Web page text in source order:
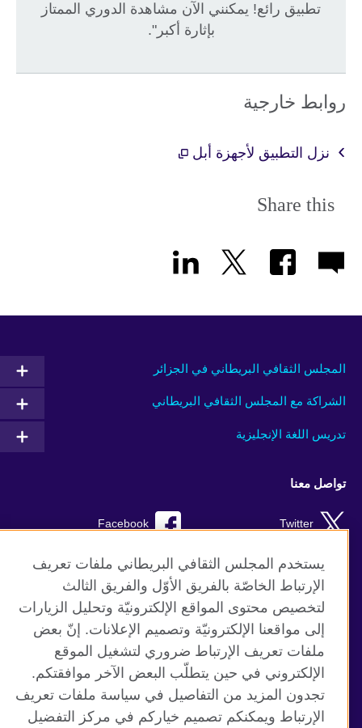
تطبيق رائع! يمكنني الآن مشاهدة الدوري الممتاز
بإثارة أكبر".
روابط خارجية
نزل التطبيق لأجهزة أبل
Share this
المجلس الثقافي البريطاني في الجزائر
الشراكة مع المجلس الثقافي البريطاني
تدريس اللغة الإنجليزية
تواصل معنا
Facebook Twitter
TikTok Instagram
Youtube
موقع المجلس الثقافي البريطاني العالمي
الخصوصية وشروط الاستخدام
ملفات تعريف الإرتباط
يستخدم المجلس الثقافي البريطاني ملفات تعريف
الإرتباط الخاصّة بالفريق الأوّل والفريق الثالث
لتخصيص محتوى المواقع الإلكترونيّة وتحليل الزيارات
إلى مواقعنا الإلكترونيّة وتصميم الإعلانات. إنّ بعض
ملفات تعريف الإرتباط ضروري لتشغيل الموقع
الإلكتروني في حين يتطلّب البعض الآخر موافقتكم.
تجدون المزيد من التفاصيل في سياسة ملفات تعريف
الإرتباط ويمكنكم تصميم خياركم في مركز التفضيل